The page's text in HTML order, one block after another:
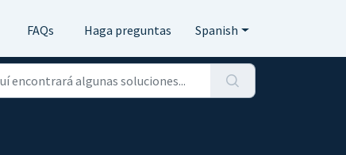
FAQs Haga preguntas Spanish